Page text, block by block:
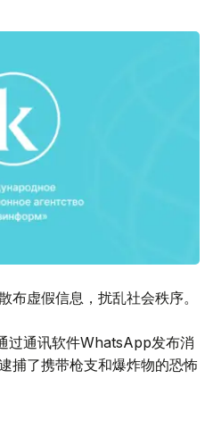
布虚假信息，扰乱社会秩序。
过通讯软件WhatsApp发布消
捕了携带枪支和爆炸物的恐怖